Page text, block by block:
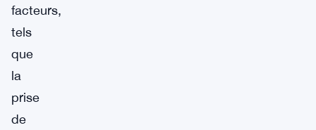
facteurs,
tels
que
la
prise
de